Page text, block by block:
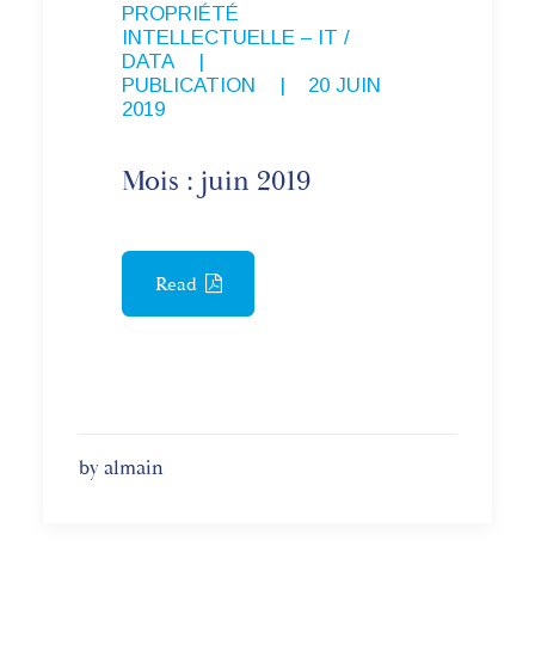
PROPRIÉTÉ
INTELLECTUELLE – IT /
DATA
PUBLICATION
|
20 JUIN
2019
Mois : juin 2019
Read
by almain